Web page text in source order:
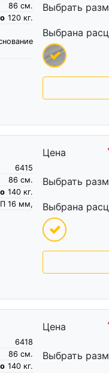
см.
86
кг.
120
Выбрать
Выбрана
6415
см.
86
кг.
140
16 мм,
Цена
Выбрать
Выбрана
6418
см.
86
кг.
140
Цена
Выбрать